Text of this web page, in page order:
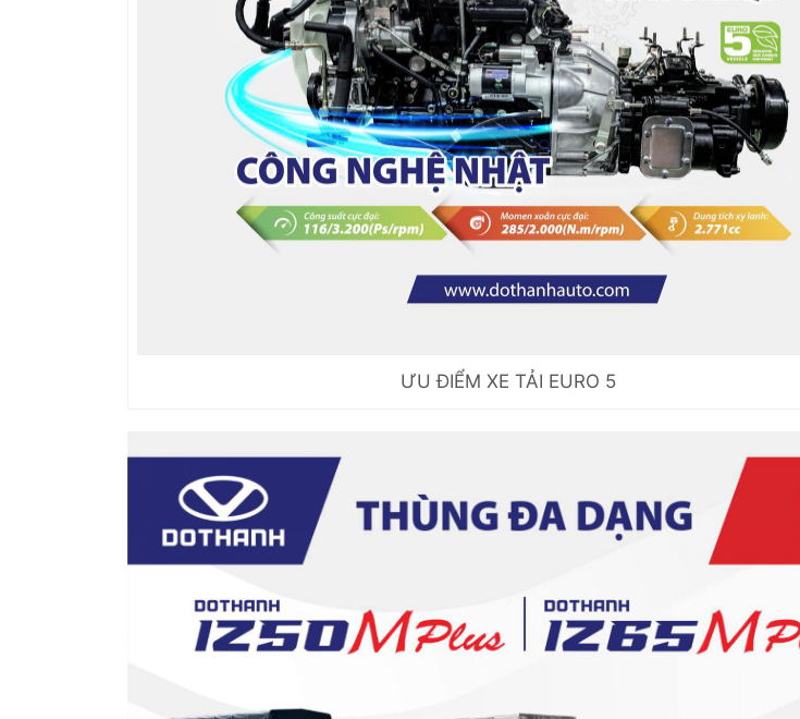
ƯU ĐIỂM XE TẢI EURO 5